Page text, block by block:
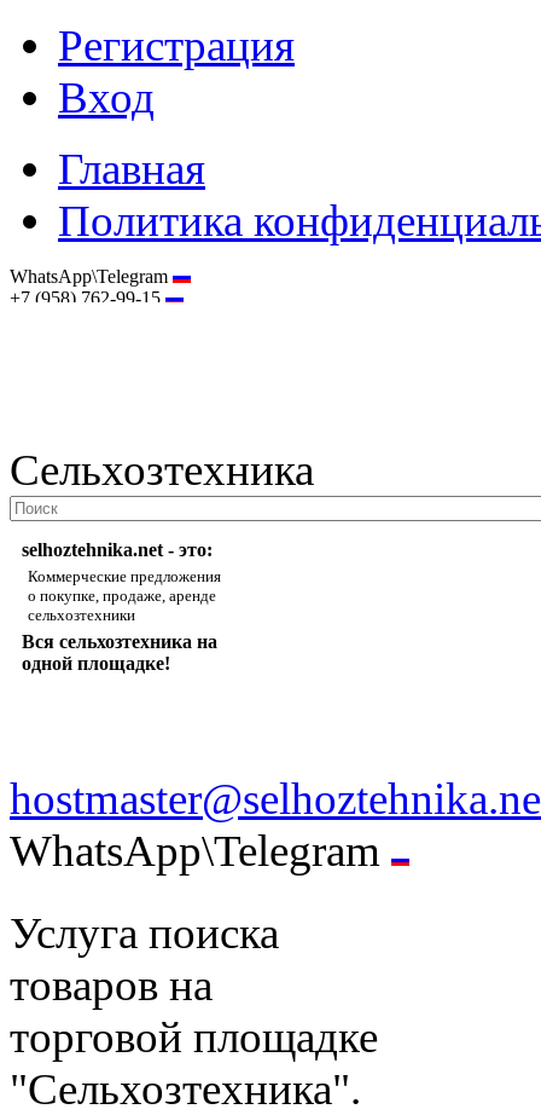
Регистрация
Вход
Главная
Политика
WhatsApp\Telegram
+7 (958) 762-99-15
Сельхозтехника
selhoztehnika.net - это:
Коммерческие предложения
о покупке, продаже, аренде
сельхозтехники
Вся сельхозтехника на
одной площадке!
WhatsApp\Telegram
Услуга поиска
товаров на
торговой площадке
"Сельхозтехника".